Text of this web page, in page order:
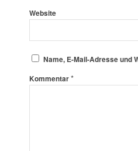
Website
Name, E-Mail-Adresse und
Kommentar*